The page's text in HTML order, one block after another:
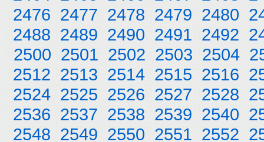
2476 2477 2478 2479 2480
2488 2489 2490 2491 2492
2500 2501 2502 2503 2504
2512 2513 2514 2515 2516
2524 2525 2526 2527 2528
2536 2537 2538 2539 2540
2548 2549 2550 2551 2552